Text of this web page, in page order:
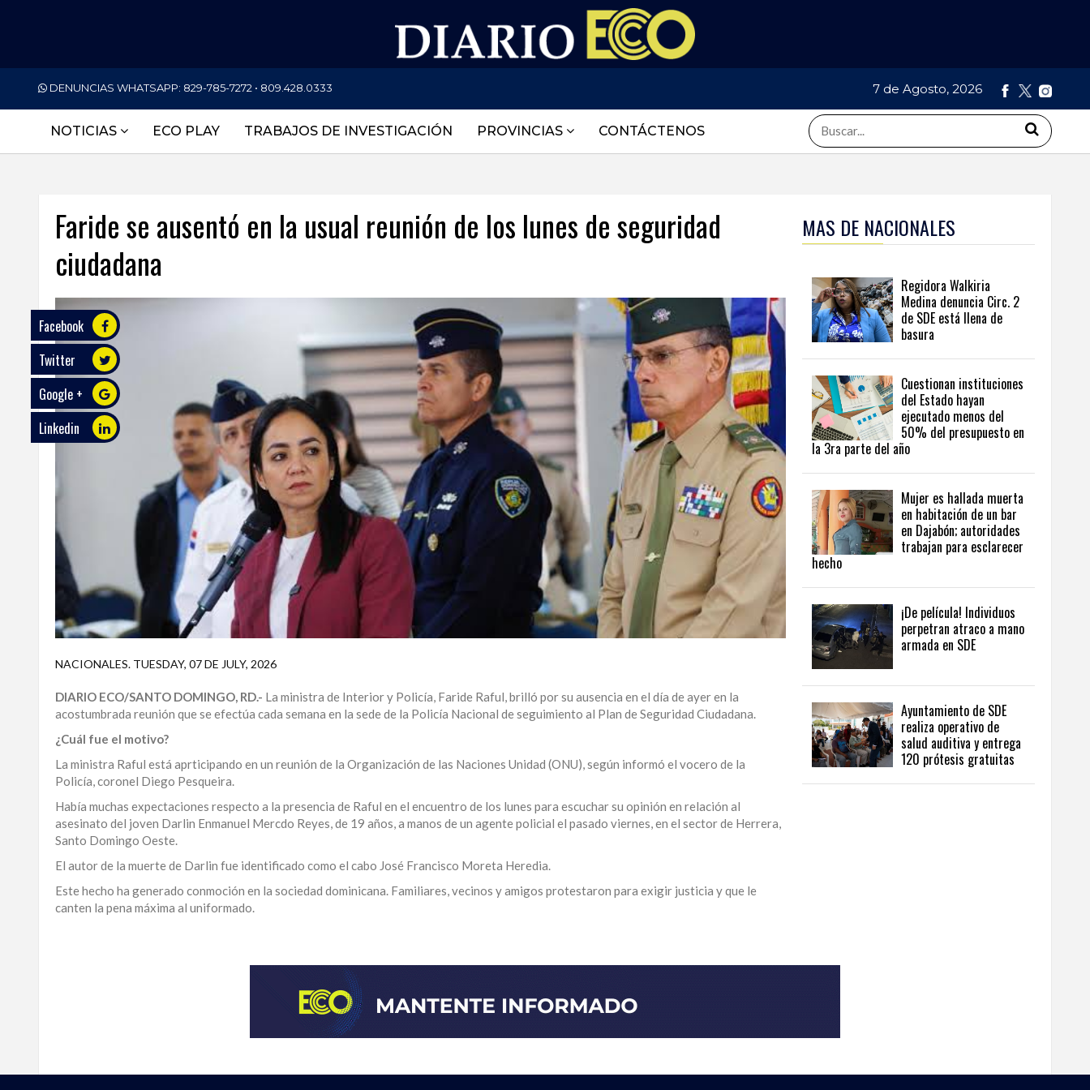
DENUNCIAS WHATSAPP: 829-785-7272 • 809.428.0333 7 de Agosto, 2026
NOTICIAS ECO PLAY TRABAJOS DE INVESTIGACIÓN PROVINCIAS CONTÁCTENOS
NACIONALES
ECONOMÍA
DEPORTES
SALUD
TECNOLOGÍA
ECO
PLAY
TRABAJOS
DISTRITO
NACIONAL
DOMINGO
SANTIAGO
JUAN
ALTAGRACIA
PUERTO
Faride se ausentó en la usual reunión de los lunes de seguridad
ciudadana
Facebook
Twitter
Google +
Linkedin
NACIONALES. TUESDAY, 07 DE JULY, 2026
DIARIO ECO/SANTO DOMINGO, RD.- La ministra de Interior y Policía, Faride Raful, brilló por su ausencia en el día de ayer en la
acostumbrada reunión que se efectúa cada semana en la sede de la Policía Nacional de seguimiento al Plan de Seguridad Ciudadana.
¿Cuál fue el motivo?
La ministra Raful está aprticipando en un reunión de la Organización de las Naciones Unidad (ONU), según informó el vocero de la
Policía, coronel Diego Pesqueira.
Había muchas expectaciones respecto a la presencia de Raful en el encuentro de los lunes para escuchar su opinión en relación al
asesinato del joven Darlin Enmanuel Mercdo Reyes, de 19 años, a manos de un agente policial el pasado viernes, en el sector de Herrera,
Santo Domingo Oeste.
El autor de la muerte de Darlin fue identificado como el cabo José Francisco Moreta Heredia.
Este hecho ha generado conmoción en la sociedad dominicana. Familiares, vecinos y amigos protestaron para exigir justicia y que le
canten la pena máxima al uniformado.
MAS DE NACIONALES
Regidora Walkiria
Medina denuncia Circ. 2
de SDE está llena de
basura
Cuestionan instituciones
del Estado hayan
ejecutado menos del
50% del presupuesto en
la 3ra parte del año
Mujer es hallada muerta
en habitación de un bar
en Dajabón; autoridades
trabajan para esclarecer
hecho
¡De película! Individuos
perpetran atraco a mano
armada en SDE
Ayuntamiento de SDE
realiza operativo de
salud auditiva y entrega
120 prótesis gratuitas